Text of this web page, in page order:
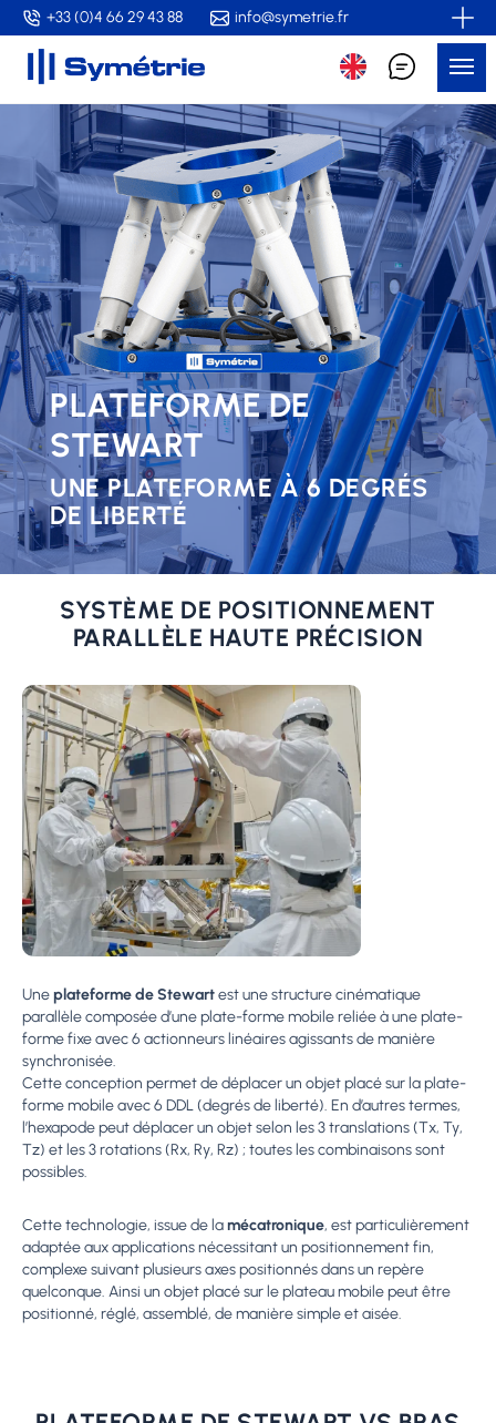
Skip
to
content
+33 (0)4 66 29 43 88 info@symetrie.fr
PLATEFORME DE
STEWART
UNE PLATEFORME À 6 DEGRÉS
DE LIBERTÉ
SYSTÈME DE POSITIONNEMENT
PARALLÈLE HAUTE PRÉCISION
Uneplateforme de Stewartest une structure cinématique
parallèle composée d’une plate-forme mobile reliée à une plate-
forme fixe avec 6 actionneurs linéaires agissants de manière
synchronisée.
Cette conception permet de déplacer un objet placé sur la plate-
forme mobile avec 6 DDL (degrés de liberté). En d’autres termes,
l’hexapode peut déplacer un objet selon les 3 translations (Tx, Ty,
Tz) et les 3 rotations (Rx, Ry, Rz) ; toutes les combinaisons sont
possibles.
Cette technologie, issue de lamécatronique, est particulièrement
adaptée aux applications nécessitant un positionnement fin,
complexe suivant plusieurs axes positionnés dans un repère
quelconque. Ainsi un objet placé sur le plateau mobile peut être
positionné, réglé, assemblé, de manière simple et aisée.